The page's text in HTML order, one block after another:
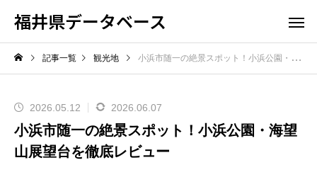
福井県データベース
記事一覧 観光地 小浜市随一の絶景スポット！小浜公園・海望山展望台を徹底レビュー
2026.05.12 2026.06.07
小浜市随一の絶景スポット！小浜公園・海望
山展望台を徹底レビュー